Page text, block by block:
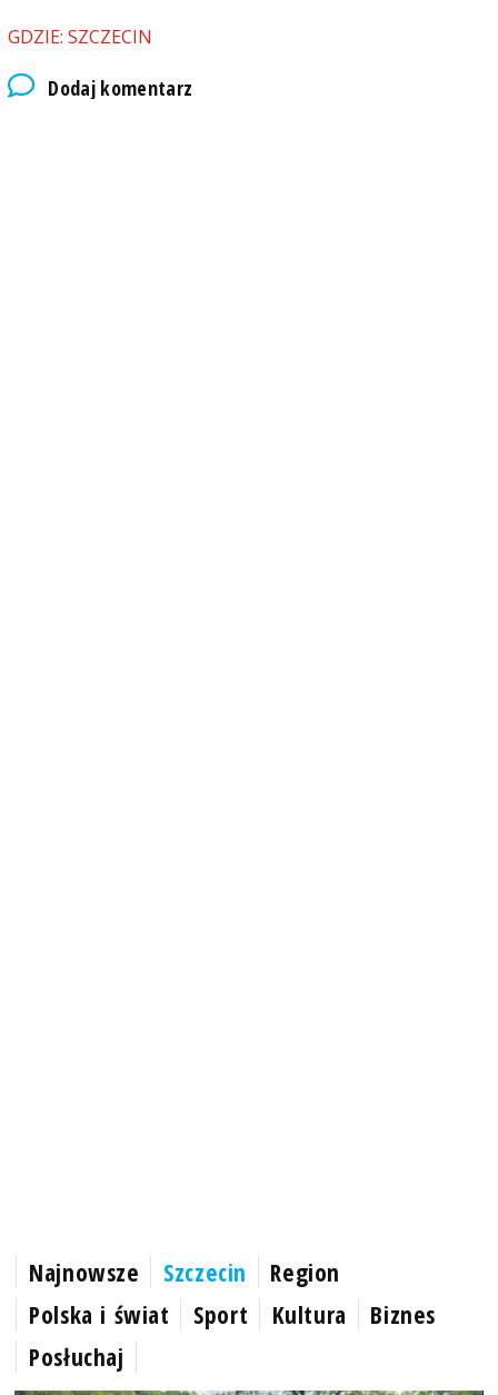
GDZIE: SZCZECIN
Dodaj komentarz
Najnowsze Szczecin
Region
Polska i świat
Sport Kultura
Biznes
Posłuchaj